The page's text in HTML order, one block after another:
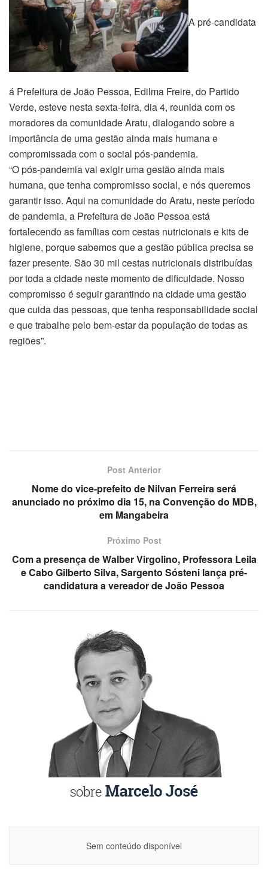
A pré-candidata
á Prefeitura de João Pessoa, Edilma Freire, do Partido
Verde, esteve nesta sexta-feira, dia 4, reunida com os
moradores da comunidade Aratu, dialogando sobre a
importância de uma gestão ainda mais humana e
compromissada com o social pós-pandemia.
“O pós-pandemia vai exigir uma gestão ainda mais
humana, que tenha compromisso social, e nós queremos
garantir isso. Aqui na comunidade do Aratu, neste período
de pandemia, a Prefeitura de João Pessoa está
fortalecendo as famílias com cestas nutricionais e kits de
higiene, porque sabemos que a gestão pública precisa se
fazer presente. São 30 mil cestas nutricionais distribuídas
por toda a cidade neste momento de dificuldade. Nosso
compromisso é seguir garantindo na cidade uma gestão
que cuida das pessoas, que tenha responsabilidade social
e que trabalhe pelo bem-estar da população de todas as
regiões”.
Post Anterior
Nome do vice-prefeito de Nilvan Ferreira será
anunciado no próximo dia 15, na Convenção do MDB,
em Mangabeira
Próximo Post
Com a presença de Walber Virgolino, Professora Leila
e Cabo Gilberto Silva, Sargento Sósteni lança pré-
candidatura a vereador de João Pessoa
Sem conteúdo disponível